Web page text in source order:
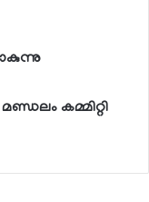
കമ്മിറ്റി